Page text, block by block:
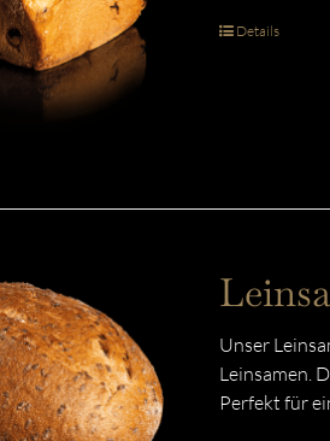
Details
Unser
Leinsamen.
Perfekt für